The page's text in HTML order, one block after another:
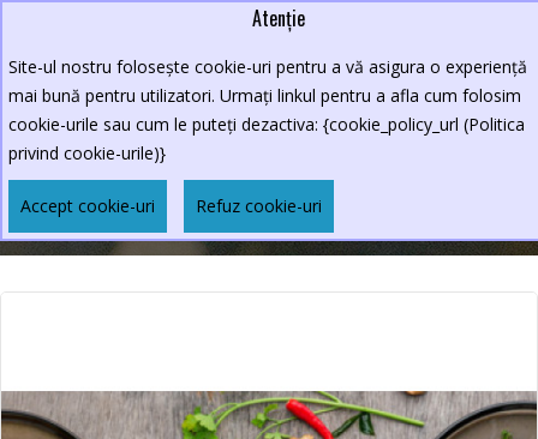
Atenție
Site-ul nostru folosește cookie-uri pentru a vă asigura o experiență
mai bună pentru utilizatori. Urmați linkul pentru a afla cum folosim
cookie-urile sau cum le puteți dezactiva: {cookie_policy_url (Politica
privind cookie-urile)}
Accept cookie-uri Refuz cookie-uri
0264.590213
New Croco
MENIUL ZILEI